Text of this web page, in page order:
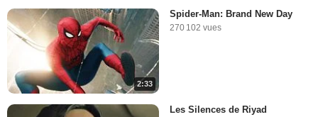
2:33
Spider-Man: Brand New Day
270 102 vues
Les Silences de Riyad